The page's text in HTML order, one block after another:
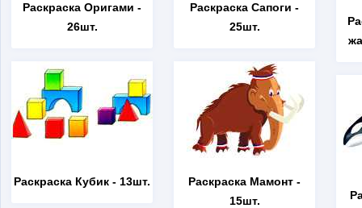
Раскраска Оригами -
26шт.
Раскраска Кубик - 13шт.
Раскраска Сапоги -
25шт.
Раскраска Мамонт -
15шт.